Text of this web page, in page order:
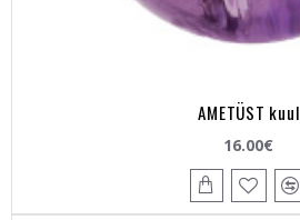
AMETÜST kuul
16.00€